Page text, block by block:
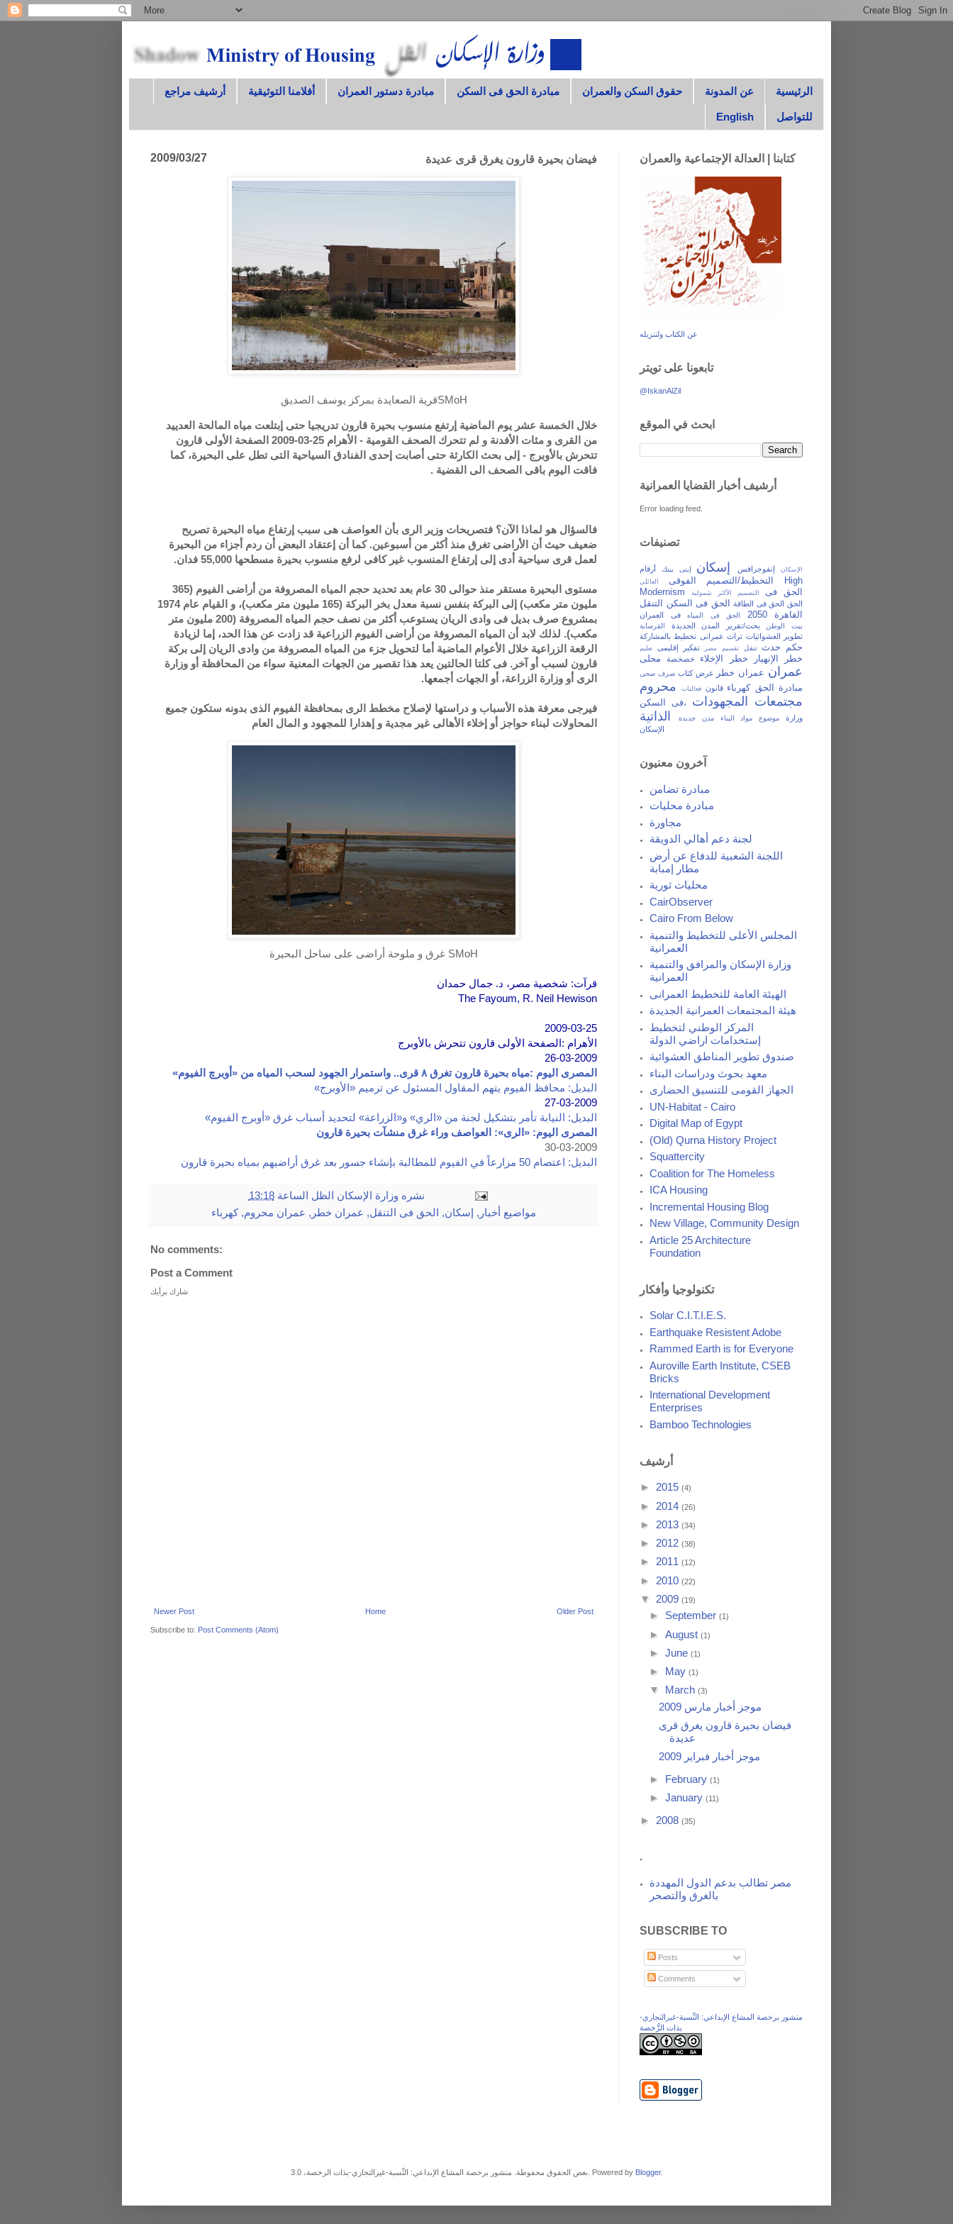
الرئيسية عن المدونة حقوق السكن والعمران مبادرة الحق فى السكن مبادرة دستور العمران أفلامنا التوثيقية أرشيف مراجع
للتواصل English
2009/03/27 فيضان بحيرة قارون يغرق قرى عديدة
قرية الصعايدة بمركز يوسف الصديقSMoH
خلال الخمسة عشر يوم الماضية إرتفع منسوب بحيرة قارون تدريجيا حتى إبتلعت مياه المالحة العدييد
من القرى و مئات الأفدنة و لم تتحرك الصحف القومية - الأهرام 25-03-2009 الصفحة الأولى قارون
تتحرش بالأوبرج - إلى بحث الكارثة حتى أصابت إحدى الفنادق السياحية التى تطل على البحيرة، كما
فاقت اليوم باقى الصحف الى القضية .
فالسؤال هو لماذا الآن؟ فتصريحات وزير الرى بأن العواصف هى سبب إرتفاع مياه البحيرة تصريح
ضعيف حيث أن الأراضى تغرق منذ أكثر من أسبوعين. كما أن إعتقاد البعض أن ردم أجزاء من البحيرة
لعمل قرى سياحية أدى إلى إرتفاع المنسوب غير كافى لرفع منسوب بحيرة مسطحها 55,000 فدان.
مستوى البحيرة مستقر منذ حوالى 30 عام بعد تحديد حجم المياه المصروفة من أراضى الفيوم (365
مليون متر مكعب) إلى البركة بنفس نسبة معدل بخر البركة (165 مليون متر مكعب)، و القيام عام 1974
بمشروع صرف بديل فى وادى الريان يستوعب أكثر من نصف حجم المياه المصروفة (200 مليون متر
مكعب). لذلك لابد أن المياه المصروفة من أراضى الفيوم الزراعية قد زادت عن هذا الحد، إما لزيادة
الرقعة الزراعية خلال الأعوام الماضية أما لتحويل جزء من المياه المصروفة من وادى الريان إلى بركة
قارون لسبب أو آخر. فى كلتا الحالتين يعد هذا تقصير من الجهات المعنية سواء من المحافظة أو وزارة
الرى أو وزارة الزراعة، أو الجهات أجمعها.
فيرجى معرفة هذه الأسباب و دراستها لإصلاح مخطط الرى بمحافظة الفيوم الذى بدونه ستكون جميع
المحاولات لبناء حواجز أو إخلاء الأهالى غير مجدية و إهدارا للمجهود و المال العام
غرق و ملوحة أراضى على ساحل البحيرة SMoH
قرآت: شخصية مصر، د. جمال حمدان
The Fayoum, R. Neil Hewison
2009-03-25
الأهرام :الصفحة الأولى قارون تتحرش بالأوبرج
26-03-2009
المصرى اليوم :مياه بحيرة قارون تغرق ٨ قرى.. واستمرار الجهود لسحب المياه من «أوبرچ الفيوم»
البديل: محافظ الفيوم يتهم المقاول المسئول عن ترميم «الأوبرج»
27-03-2009
البديل: النيابة تأمر بتشكيل لجنة من «الري» و«الزراعة» لتحديد أسباب غرق «أوبرج الفيوم»
المصرى اليوم: «الرى»: العواصف وراء غرق منشآت بحيرة قارون
30-03-2009
البديل: اعتصام 50 مزارعاً في الفيوم للمطالبة بإنشاء جسور بعد غرق أراضيهم بمياه بحيرة قارون
نشره وزارة الإسكان الظل الساعة13:18
مواضيع أخبار , إسكان, الحق فى التنقل, عمران خطر , عمران محروم,كهرباء
No comments:
Post a Comment
شارك برأيك
Newer Post Older Post
Home
Subscribe to: Post Comments (Atom)
كتابنا | العدالة الإجتماعية والعمران
عن الكتاب ولتنزيله
تابعونا على تويتر
@IskanAlZil
ابحث في الموقع
أرشيف أخبار القضايا العمرانية
Error loading feed.
تصنيفات
أرقام إبنى بيتك إسكان إنفوجرافس
الإسكان
العائلى
التخطيط/التصميم الفوقى High
Modernism
التصميم الأكثر شمولية
الحق فى
التنقل
الحق فى السكن الحق فى الطاقة الحق
فى العمران
الحق فى المياه القاهرة 2050
القرصاية المدن الجديدة بحث/تقرير بيت الوطن
تخطيط بالمشاركة تراث عمرانى تطوير العشوائيات
تعليم تفكير إقليمى تقسيم مصر تنقل حدث حكم
محلى
خصخصة خطر الإخلاء خطر الإنهيار
صرف صحى عرض كتاب عمران خطر عمران
محروم
فعاليات قانون كهرباء مبادرة الحق
فى السكن،
مجتمعات المجهودات
الذاتية
مدن جديدة مواد البناء موضوع
وزارة
الإسكان
آخرون معنيون
مبادرة تضامن
مبادرة محليات
مجاورة
لجنة دعم أهالي الدويقة
اللجنة الشعبية للدفاع عن أرض
مطار إمبابة
محليات ثورية
CairObserver
Cairo From Below
المجلس الأعلى للتخطيط والتنمية
العمرانية
وزارة الإسكان والمرافق والتنمية
العمرانية
الهيئة العامة للتخطيط العمرانى
هيئة المجتمعات العمرانية الجديدة
المركز الوطني لتخطيط
إستخدامات اراضي الدولة
صندوق تطوير المناطق العشوائية
معهد بحوث ودراسات البناء
الجهاز القومى للتنسيق الحضارى
UN-Habitat - Cairo
Digital Map of Egypt
(Old) Qurna History Project
Squattercity
Coalition for The Homeless
ICA Housing
Incremental Housing Blog
New Village, Community Design
Article 25 Architecture
Foundation
تكنولوجيا وأفكار
Solar C.I.T.I.E.S.
Earthquake Resistent Adobe
Rammed Earth is for Everyone
Auroville Earth Institute, CSEB
Bricks
International Development
Enterprises
Bamboo Technologies
أرشيف
► 2015 (4)
► 2014 (26)
► 2013 (34)
► 2012 (38)
► 2011 (12)
► 2010 (22)
▼ 2009 (19)
► September(1)
►August(1)
►June(1)
► May(1)
▼ March(3)
موجز أخبار مارس 2009
فيضان بحيرة قارون يغرق قرى
عديدة
موجز أخبار فبراير 2009
► February(1)
►January(11)
► 2008 (35)
.
مصر تطالب بدعم الدول المهددة
بالغرق والتصحر
SUBSCRIBE TO
Posts
Comments
منشور برخصة المشاع الإبداعي: النِّسبة-غيرالتجاري-
بذات الرُّخصة
بعض الحقوق محفوظة. منشور برخصة المشاع الإبداعي: النِّسبة-غيرالتجاري-بذات الرخصة، 3.0. Powered by Blogger.